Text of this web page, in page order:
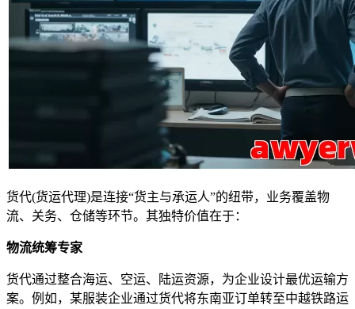
货代(货运代理)是连接“货主与承运人”的纽带，业务覆盖物
流、关务、仓储等环节。其独特价值在于：
物流统筹专家
货代通过整合海运、空运、陆运资源，为企业设计最优运输方
案。例如，某服装企业通过货代将东南亚订单转至中越铁路运